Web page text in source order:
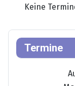
Keine
Termine